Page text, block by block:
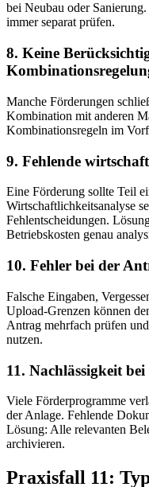
bei Neubau oder
immer separat prüfen.
8. Keine
Manche Förderungen
Kombination mit anderen
Kombinationsregeln im
9. Fehlende
Eine Förderung sollte Teil
Wirtschaftlichkeitsanalyse
Fehlentscheidungen.
Betriebskosten genau
10. Fehler bei der
Falsche Eingaben,
Upload-Grenzen können
Antrag mehrfach prüfen
nutzen.
11. Nachlässigkeit
Viele Förderprogramme
der Anlage. Fehlende
Lösung: Alle relevanten
archivieren.
Praxisfall 11: